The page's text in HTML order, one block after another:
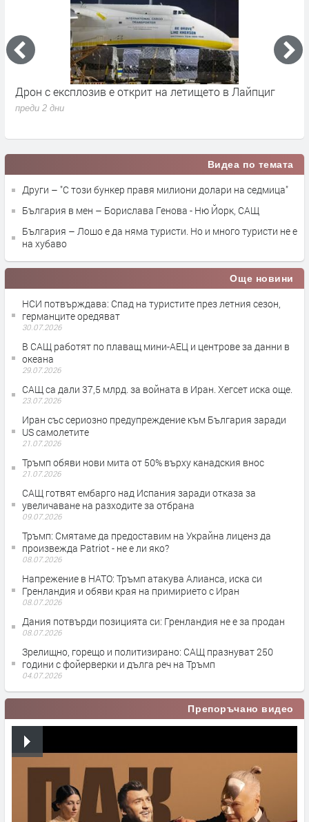
Дрон с експлозив е открит на летището в Лайпциг
преди 2 дни
Видеа по темата
Други – "С този бункер правя милиони долари на седмица"
България в мен – Борислава Генова - Ню Йорк, САЩ
България – Лошо е да няма туристи. Но и много туристи не е
на хубаво
Още новини
НСИ потвърждава: Спад на туристите през летния сезон,
германците оредяват
30.07.2026
В САЩ работят по плаващ мини-АЕЦ и центрове за данни в
океана
29.07.2026
САЩ са дали 37,5 млрд. за войната в Иран. Хегсет иска още.
23.07.2026
Иран със сериозно предупреждение към България заради
US самолетите
21.07.2026
Тръмп обяви нови мита от 50% върху канадския внос
21.07.2026
САЩ готвят ембарго над Испания заради отказа за
увеличаване на разходите за отбрана
09.07.2026
Тръмп: Смятаме да предоставим на Украйна лиценз да
произвежда Patriot - не е ли яко?
08.07.2026
Напрежение в НАТО: Тръмп атакува Алианса, иска си
Гренландия и обяви края на примирието с Иран
08.07.2026
Дания потвърди позицията си: Гренландия не е за продан
08.07.2026
Зрелищно, горещо и политизирано: САЩ празнуват 250
години с фойерверки и дълга реч на Тръмп
04.07.2026
Препоръчано видео